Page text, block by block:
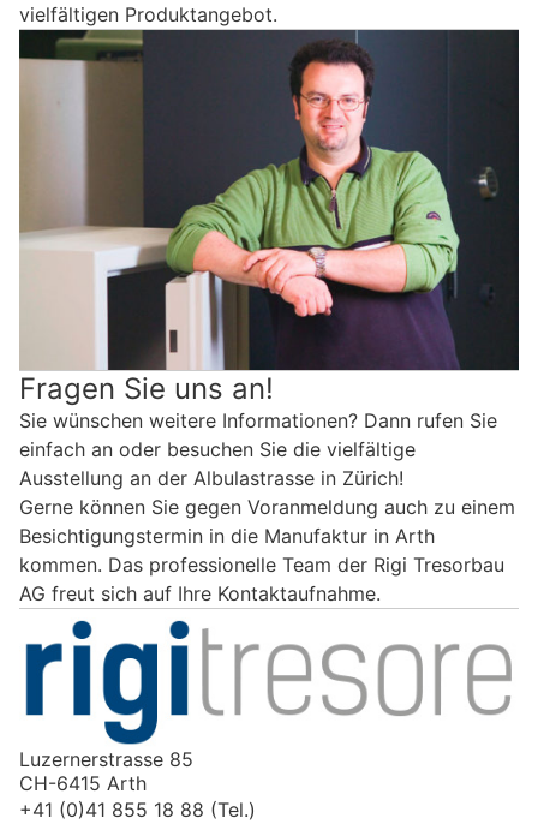
vielfältigen Produktangebot.
Fragen Sie uns an!
Sie wünschen weitere Informationen? Dann rufen Sie
einfach an oder besuchen Sie die vielfältige
Ausstellung an der Albulastrasse in Zürich!
Gerne können Sie gegen Voranmeldung auch zu einem
Besichtigungstermin in die Manufaktur in Arth
kommen. Das professionelle Team der Rigi Tresorbau
AG freut sich auf Ihre Kontaktaufnahme.
Luzernerstrasse 85
CH-6415 Arth
+41 (0)41 855 18 88 (Tel.)